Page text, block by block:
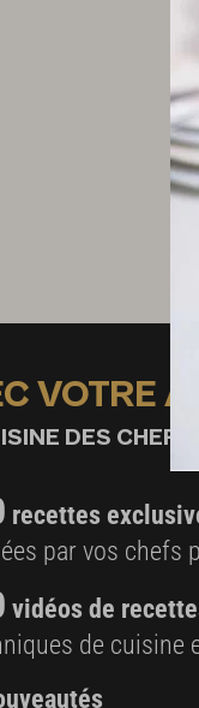
VOTRE
DES
recettes
par vos chefs
vidéos de
de cuisine